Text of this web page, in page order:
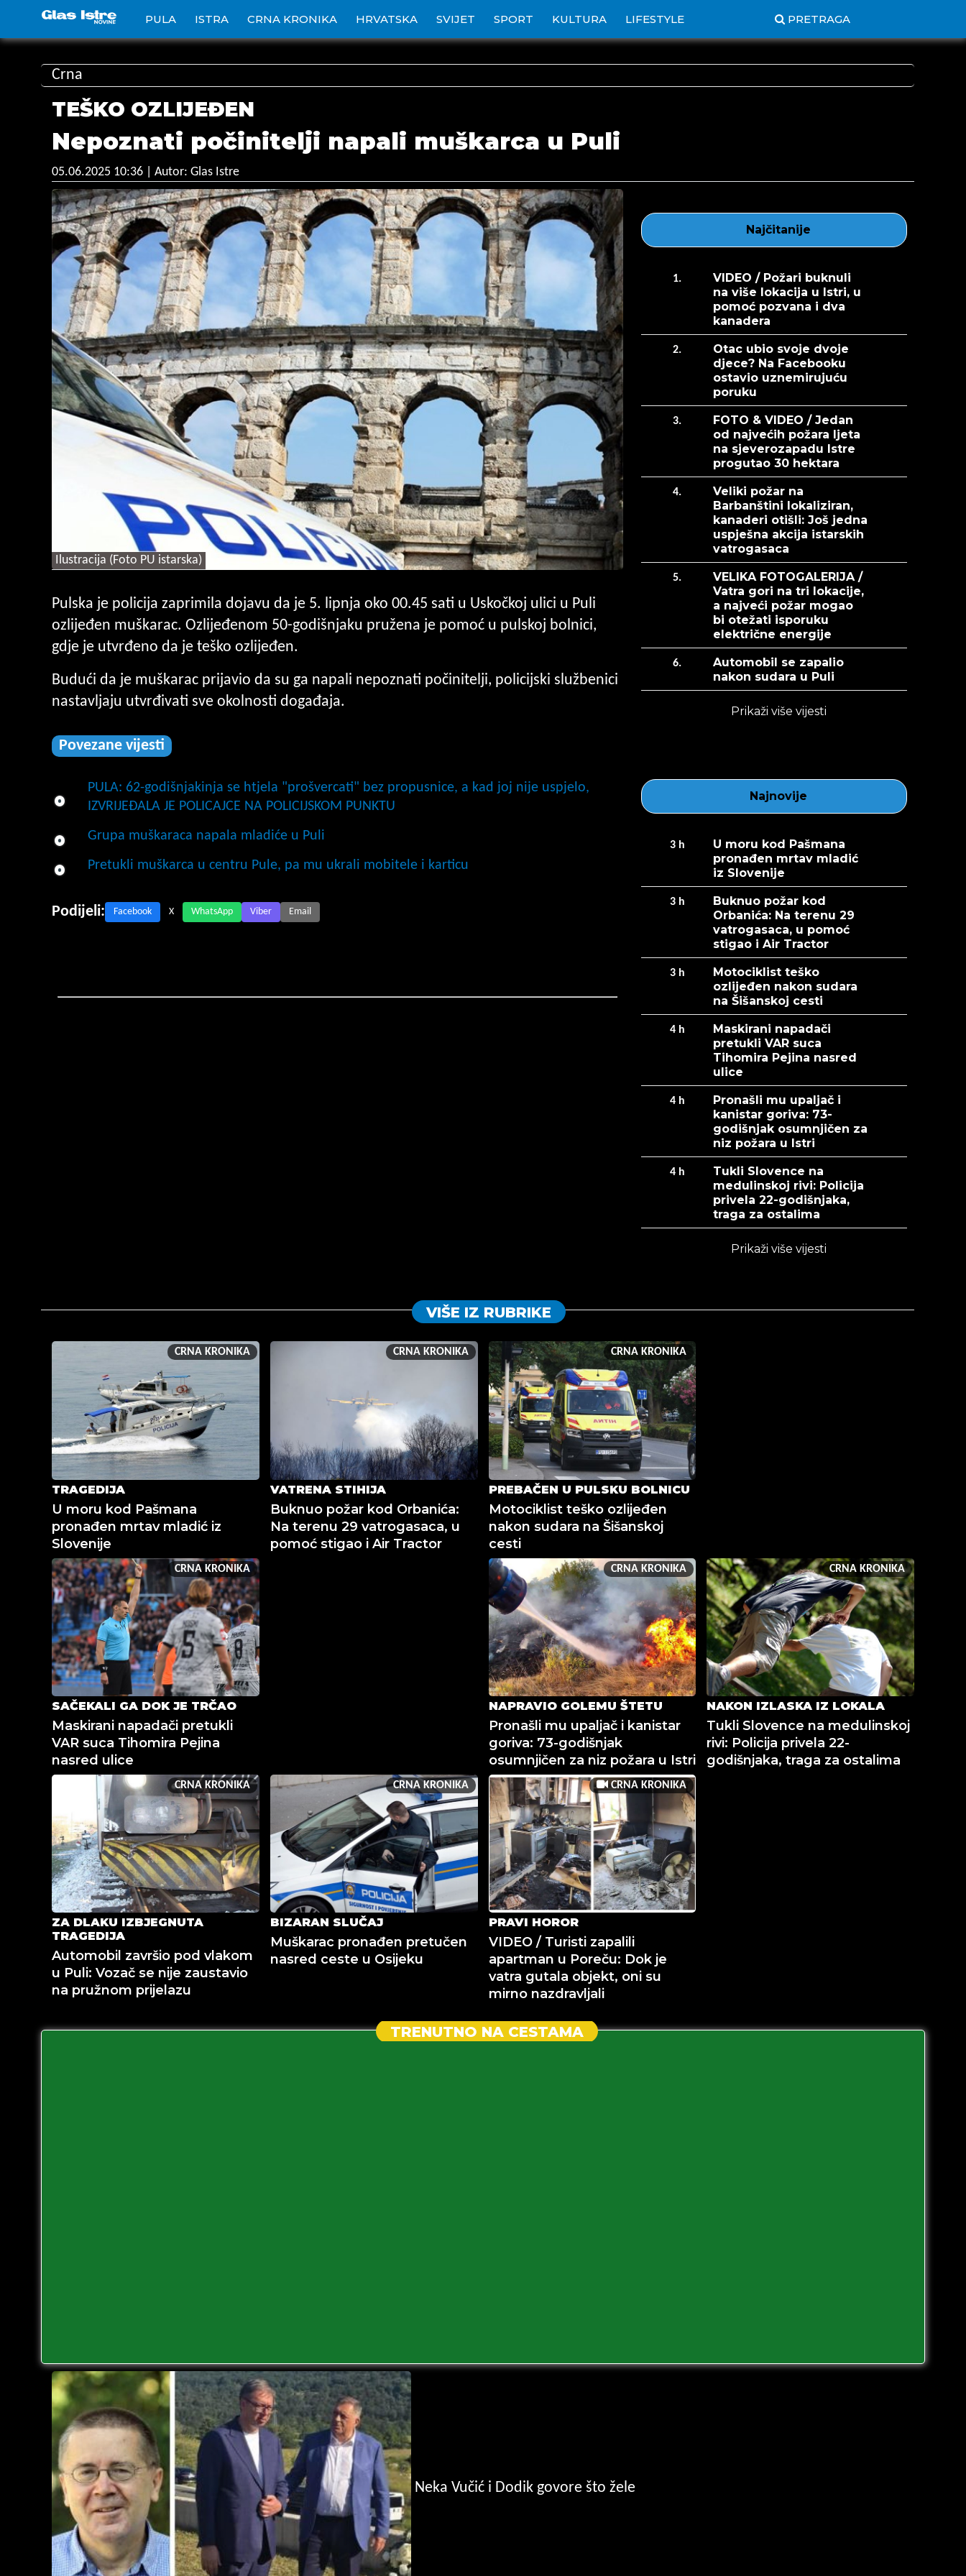
PULA ISTRA CRNA KRONIKA HRVATSKA SVIJET SPORT KULTURA LIFESTYLE PRETRAGA
Crna
TEŠKO OZLIJEĐEN
Nepoznati počinitelji napali muškarca u Puli
05.06.2025 10:36 | Autor: Glas Istre
Ilustracija (Foto PU istarska)
Pulska je policija zaprimila dojavu da je 5. lipnja oko 00.45 sati u Uskočkoj ulici u Puli
ozlijeđen muškarac. Ozlijeđenom 50-godišnjaku pružena je pomoć u pulskoj bolnici,
gdje je utvrđeno da je teško ozlijeđen.
Budući da je muškarac prijavio da su ga napali nepoznati počinitelji, policijski službenici
nastavljaju utvrđivati sve okolnosti događaja.
Povezane vijesti
PULA: 62-godišnjakinja se htjela "prošvercati" bez propusnice, a kad joj nije uspjelo,
IZVRIJEĐALA JE POLICAJCE NA POLICIJSKOM PUNKTU
Grupa muškaraca napala mladiće u Puli
Pretukli muškarca u centru Pule, pa mu ukrali mobitele i karticu
Podijeli: Facebook X WhatsApp Viber Email
Najčitanije
1.
VIDEO / Požari buknuli
na više lokacija u Istri, u
pomoć pozvana i dva
kanadera
2.
Otac ubio svoje dvoje
djece? Na Facebooku
ostavio uznemirujuću
poruku
3.
FOTO & VIDEO / Jedan
od najvećih požara ljeta
na sjeverozapadu Istre
progutao 30 hektara
4.
Veliki požar na
Barbanštini lokaliziran,
kanaderi otišli: Još jedna
uspješna akcija istarskih
vatrogasaca
5.
VELIKA FOTOGALERIJA /
Vatra gori na tri lokacije,
a najveći požar mogao
bi otežati isporuku
električne energije
6.
Automobil se zapalio
nakon sudara u Puli
Prikaži više vijesti
Najnovije
3 h
U moru kod Pašmana
pronađen mrtav mladić
iz Slovenije
3 h
Buknuo požar kod
Orbanića: Na terenu 29
vatrogasaca, u pomoć
stigao i Air Tractor
3 h
Motociklist teško
ozlijeđen nakon sudara
na Šišanskoj cesti
4 h
Maskirani napadači
pretukli VAR suca
Tihomira Pejina nasred
ulice
4 h
Pronašli mu upaljač i
kanistar goriva: 73-
godišnjak osumnjičen za
niz požara u Istri
4 h
Tukli Slovence na
medulinskoj rivi: Policija
privela 22-godišnjaka,
traga za ostalima
Prikaži više vijesti
VIŠE IZ RUBRIKE
CRNA KRONIKA
TRAGEDIJA
U moru kod Pašmana
pronađen mrtav mladić iz
Slovenije
CRNA KRONIKA
VATRENA STIHIJA
Buknuo požar kod Orbanića:
Na terenu 29 vatrogasaca, u
pomoć stigao i Air Tractor
CRNA KRONIKA
PREBAČEN U PULSKU BOLNICU
Motociklist teško ozlijeđen
nakon sudara na Šišanskoj
cesti
CRNA KRONIKA
SAČEKALI GA DOK JE TRČAO
Maskirani napadači pretukli
VAR suca Tihomira Pejina
nasred ulice
CRNA KRONIKA
NAPRAVIO GOLEMU ŠTETU
Pronašli mu upaljač i kanistar
goriva: 73-godišnjak
osumnjičen za niz požara u Istri
CRNA KRONIKA
NAKON IZLASKA IZ LOKALA
Tukli Slovence na medulinskoj
rivi: Policija privela 22-
godišnjaka, traga za ostalima
CRNA KRONIKA
ZA DLAKU IZBJEGNUTA
TRAGEDIJA
Automobil završio pod vlakom
u Puli: Vozač se nije zaustavio
na pružnom prijelazu
CRNA KRONIKA
BIZARAN SLUČAJ
Muškarac pronađen pretučen
nasred ceste u Osijeku
CRNA KRONIKA
PRAVI HOROR
VIDEO / Turisti zapalili
apartman u Poreču: Dok je
vatra gutala objekt, oni su
mirno nazdravljali
TRENUTNO NA CESTAMA
Neka Vučić i Dodik govore što žele